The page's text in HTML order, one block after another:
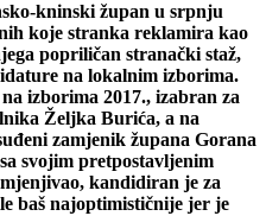
kninski župan u srpnju
koje stranka reklamira kao
popriličan stranački staž,
na lokalnim izborima.
izborima 2017., izabran za
Željka Burića, a na
zamjenik župana Gorana
svojim pretpostavljenim
kandidiran je za
baš najoptimističnije jer je